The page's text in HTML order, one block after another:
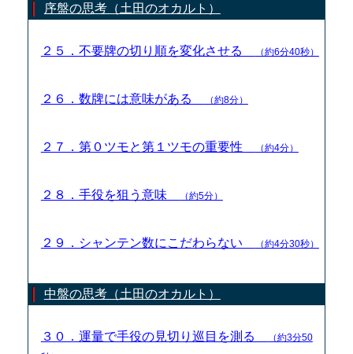
序盤の思考（土田のオカルト）
２５．不要牌の切り順を変化させる （約6分40秒）
２６．数牌には意味がある （約8分）
２７．第０ツモと第１ツモの重要性 （約4分）
２８．手役を狙う意味 （約5分）
２９．シャンテン数にこだわらない （約4分30秒）
中盤の思考（土田のオカルト）
３０．運量で手役の見切り巡目を測る
（約3分50